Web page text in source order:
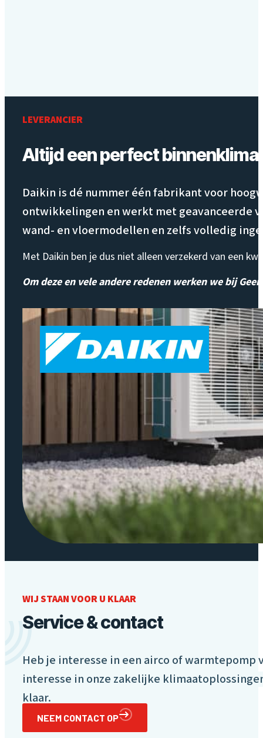
LEVERANCIER
Altijd een perfect
Daikin is dé nummer één fabrikant voor
ontwikkelingen en werkt met geavanceerde
wand- en vloermodellen en zelfs volledig
Met Daikin ben je dus niet alleen verzekerd van een
Om deze en vele andere redenen werken we bij
WIJ STAAN VOOR U KLAAR
Service & contact
Heb je interesse in een airco of warmtepomp
interesse in onze zakelijke
klaar.
NEEM CONTACT OP